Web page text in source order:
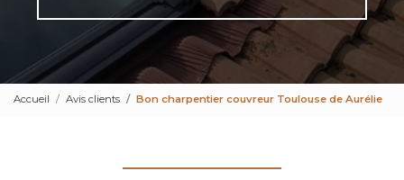
Accueil Avis clients Bon charpentier couvreur Toulouse de Aurélie